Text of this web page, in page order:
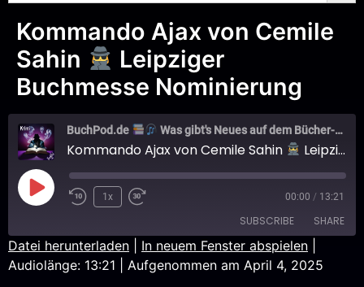
Kommando Ajax von Cemile
Sahin
Leipziger
Buchmesse Nominierung
BuchPod.de Was gibt's Neues auf dem Bücher-Markt?
Kommando Ajax von Cemile Sahin Leipziger Buchmesse Nominierung
1x 00:00 / 13:21
SUBSCRIBE SHARE
Apple Podcasts Podcast.de
SHARE
Datei herunterladen In neuem Fenster abspielen
Audiolänge: 13:21
Aufgenommen am April 4, 2025